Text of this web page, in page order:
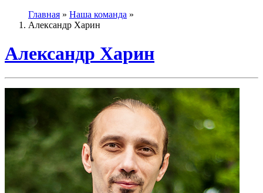
Главная » Наша команда »
Александр Харин
Александр Харин